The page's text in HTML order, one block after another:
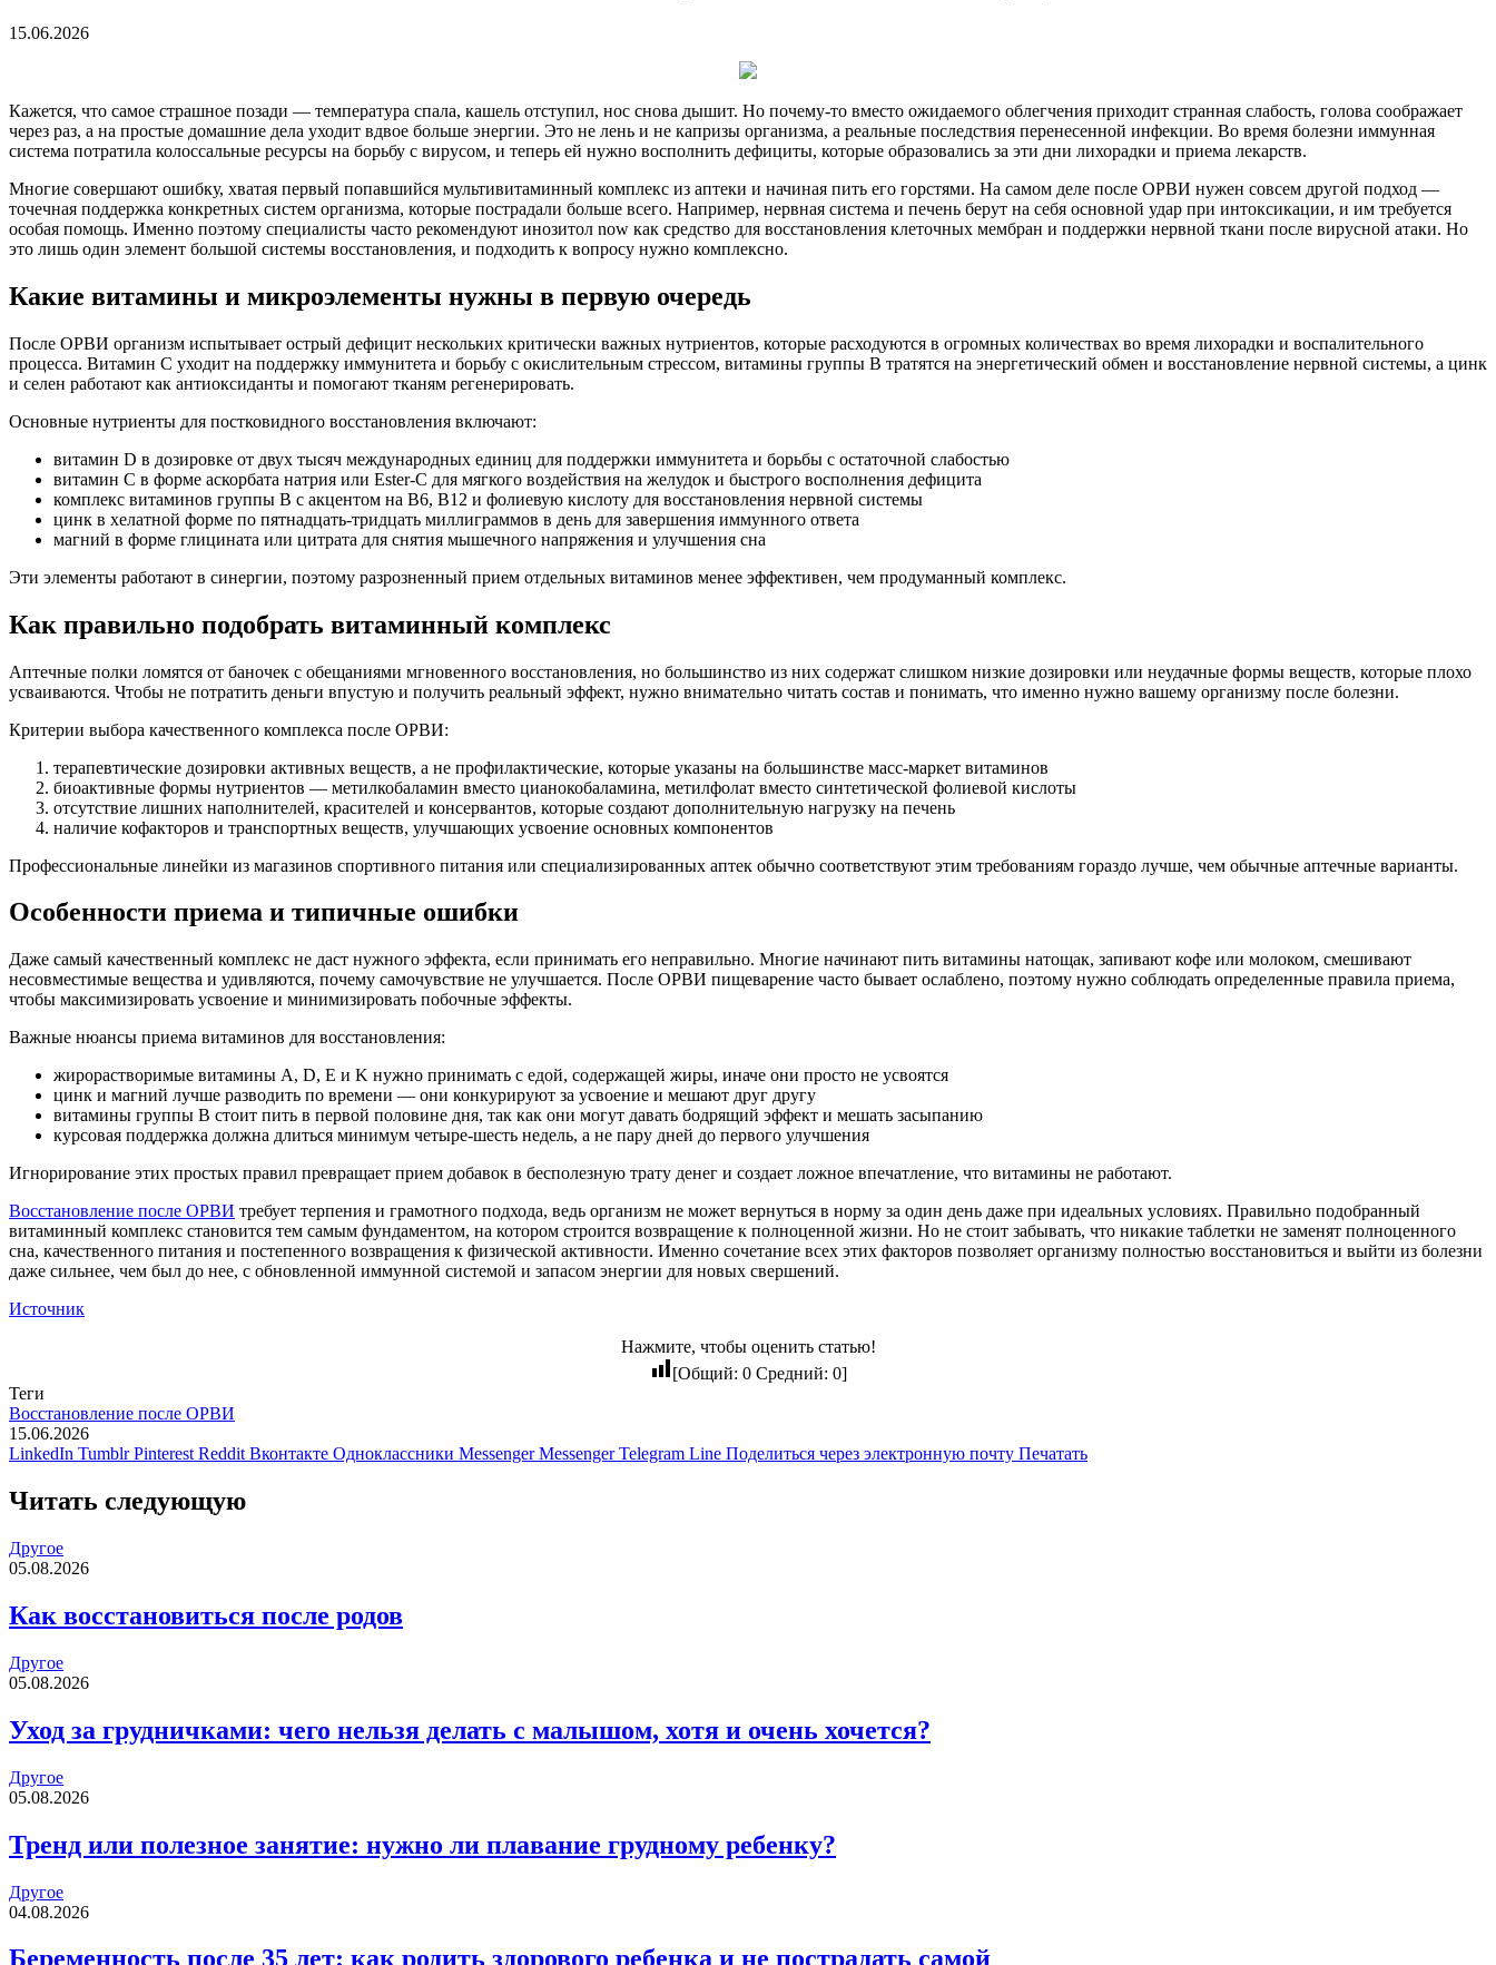
15.06.2026
Кажется, что самое страшное позади — температура спала, кашель отступил, нос снова дышит. Но почему-то вместо ожидаемого облегчения приходит странная слабость, голова соображает
через раз, а на простые домашние дела уходит вдвое больше энергии. Это не лень и не капризы организма, а реальные последствия перенесенной инфекции. Во время болезни иммунная
система потратила колоссальные ресурсы на борьбу с вирусом, и теперь ей нужно восполнить дефициты, которые образовались за эти дни лихорадки и приема лекарств.
Многие совершают ошибку, хватая первый попавшийся мультивитаминный комплекс из аптеки и начиная пить его горстями. На самом деле после ОРВИ нужен совсем другой подход —
точечная поддержка конкретных систем организма, которые пострадали больше всего. Например, нервная система и печень берут на себя основной удар при интоксикации, и им требуется
особая помощь. Именно поэтому специалисты часто рекомендуют инозитол now как средство для восстановления клеточных мембран и поддержки нервной ткани после вирусной атаки. Но
это лишь один элемент большой системы восстановления, и подходить к вопросу нужно комплексно.
Какие витамины и микроэлементы нужны в первую очередь
После ОРВИ организм испытывает острый дефицит нескольких критически важных нутриентов, которые расходуются в огромных количествах во время лихорадки и воспалительного
процесса. Витамин С уходит на поддержку иммунитета и борьбу с окислительным стрессом, витамины группы В тратятся на энергетический обмен и восстановление нервной системы, а цинк
и селен работают как антиоксиданты и помогают тканям регенерировать.
Основные нутриенты для постковидного восстановления включают:
витамин D в дозировке от двух тысяч международных единиц для поддержки иммунитета и борьбы с остаточной слабостью
витамин С в форме аскорбата натрия или Ester-C для мягкого воздействия на желудок и быстрого восполнения дефицита
комплекс витаминов группы В с акцентом на В6, В12 и фолиевую кислоту для восстановления нервной системы
цинк в хелатной форме по пятнадцать-тридцать миллиграммов в день для завершения иммунного ответа
магний в форме глицината или цитрата для снятия мышечного напряжения и улучшения сна
Эти элементы работают в синергии, поэтому разрозненный прием отдельных витаминов менее эффективен, чем продуманный комплекс.
Как правильно подобрать витаминный комплекс
Аптечные полки ломятся от баночек с обещаниями мгновенного восстановления, но большинство из них содержат слишком низкие дозировки или неудачные формы веществ, которые плохо
усваиваются. Чтобы не потратить деньги впустую и получить реальный эффект, нужно внимательно читать состав и понимать, что именно нужно вашему организму после болезни.
Критерии выбора качественного комплекса после ОРВИ:
терапевтические дозировки активных веществ, а не профилактические, которые указаны на большинстве масс-маркет витаминов
биоактивные формы нутриентов — метилкобаламин вместо цианокобаламина, метилфолат вместо синтетической фолиевой кислоты
отсутствие лишних наполнителей, красителей и консервантов, которые создают дополнительную нагрузку на печень
наличие кофакторов и транспортных веществ, улучшающих усвоение основных компонентов
Профессиональные линейки из магазинов спортивного питания или специализированных аптек обычно соответствуют этим требованиям гораздо лучше, чем обычные аптечные варианты.
Особенности приема и типичные ошибки
Даже самый качественный комплекс не даст нужного эффекта, если принимать его неправильно. Многие начинают пить витамины натощак, запивают кофе или молоком, смешивают
несовместимые вещества и удивляются, почему самочувствие не улучшается. После ОРВИ пищеварение часто бывает ослаблено, поэтому нужно соблюдать определенные правила приема,
чтобы максимизировать усвоение и минимизировать побочные эффекты.
Важные нюансы приема витаминов для восстановления:
жирорастворимые витамины A, D, E и K нужно принимать с едой, содержащей жиры, иначе они просто не усвоятся
цинк и магний лучше разводить по времени — они конкурируют за усвоение и мешают друг другу
витамины группы В стоит пить в первой половине дня, так как они могут давать бодрящий эффект и мешать засыпанию
курсовая поддержка должна длиться минимум четыре-шесть недель, а не пару дней до первого улучшения
Игнорирование этих простых правил превращает прием добавок в бесполезную трату денег и создает ложное впечатление, что витамины не работают.
Восстановление после ОРВИ требует терпения и грамотного подхода, ведь организм не может вернуться в норму за один день даже при идеальных условиях. Правильно подобранный
витаминный комплекс становится тем самым фундаментом, на котором строится возвращение к полноценной жизни. Но не стоит забывать, что никакие таблетки не заменят полноценного
сна, качественного питания и постепенного возвращения к физической активности. Именно сочетание всех этих факторов позволяет организму полностью восстановиться и выйти из болезни
даже сильнее, чем был до нее, с обновленной иммунной системой и запасом энергии для новых свершений.
Источник
Нажмите, чтобы оценить статью!
[Общий: 0Средний: 0]
Теги
Восстановление после ОРВИ
15.06.2026
LinkedIn Tumblr Pinterest Reddit Вконтакте Одноклассники Messenger Messenger Telegram Line Поделиться через электронную почту Печатать
Читать следующую
Другое
05.08.2026
Как восстановиться после родов
Другое
05.08.2026
Уход за грудничками: чего нельзя делать с малышом, хотя и очень хочется?
Другое
05.08.2026
Тренд или полезное занятие: нужно ли плавание грудному ребенку?
Другое
04.08.2026
Беременность после 35 лет: как родить здорового ребенка и не пострадать самой